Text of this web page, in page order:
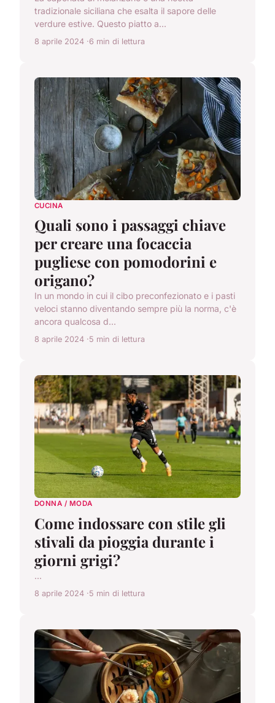
tradizionale siciliana che esalta il sapore delle
verdure estive. Questo piatto a...
8 aprile 2024 6 min di lettura
CUCINA
Quali sono i passaggi chiave
per creare una focaccia
pugliese con pomodorini e
origano?
In un mondo in cui il cibo preconfezionato e i pasti
veloci stanno diventando sempre più la norma, c'è
ancora qualcosa d...
8 aprile 2024 5 min di lettura
DONNA / MODA
Come indossare con stile gli
stivali da pioggia durante i
giorni grigi?
...
8 aprile 2024 5 min di lettura